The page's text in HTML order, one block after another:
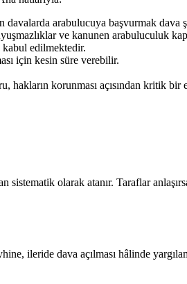
arabulucuya başvurmak dava
ve kanunen arabuluculuk
kabul edilmektedir.
için kesin süre verebilir.
korunması açısından kritik bir
sistematik olarak atanır. Taraflar
ileride dava açılması hâlinde